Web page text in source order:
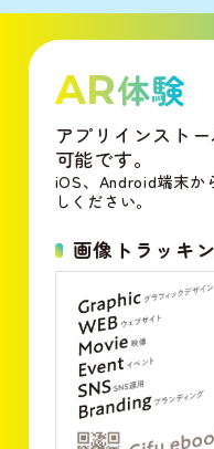
AR体験
アプリインスト
可能です。
iOS、Android端末か
しください。
画像トラッキ